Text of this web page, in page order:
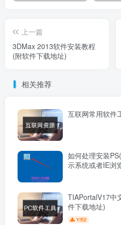
上一篇
3DMax 2013软件安装教程
(附软件下载地址)
相关推荐
互联网常用软件
如何处理安装
示系统或者IE浏
TIAPortalV17中
件下载地址)
Y币2